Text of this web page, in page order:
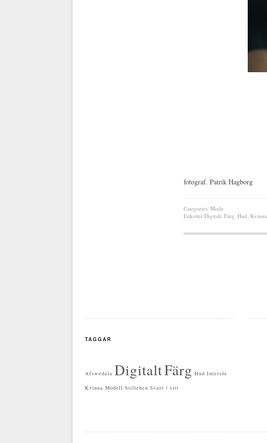
fotograf. Patrik Hagborg
Categories: Mode
Etiketter:Digitalt Färg Hud Kvinna
TAGGAR
Afswedala DigitaltFärg Hud Interiör
Kvinna Modell Stilleben Svart / vitt